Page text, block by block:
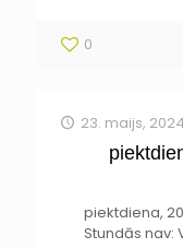
0
23. maijs, 2024
piektdiena,
Stundās nav: